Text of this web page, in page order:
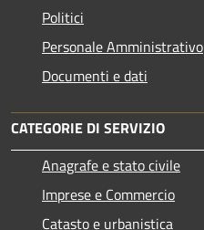
Politici
Personale Amministrativo
Documenti e dati
CATEGORIE DI SERVIZIO
Anagrafe e stato civile
Imprese e Commercio
Catasto e urbanistica